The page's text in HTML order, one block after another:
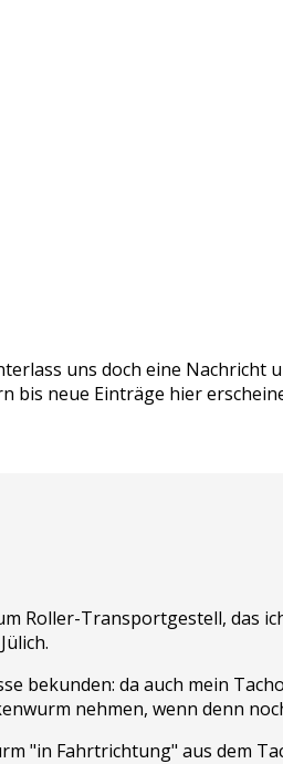
uns doch eine Nachricht
bis neue Einträge hier
Roller-Transportgestell, das
bekunden: da auch mein
nehmen, wenn denn
"in Fahrtrichtung" aus dem